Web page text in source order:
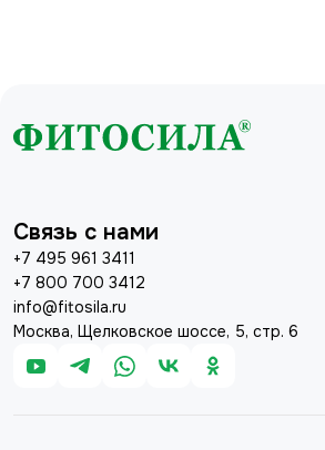
Связь с нами
+7 495 961 3411
+7 800 700 3412
info@fitosila.ru
Москва, Щелковское шоссе, 5, стр. 6